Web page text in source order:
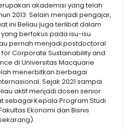
akademisi yang telah
2013. Selain menjadi pengajar,
ini Beliau juga terlibat dalam
berfokus pada isu-isu
pernah menjadi postdoctoral
Corporate Sustainability and
di Universitas Macquarie
menerbitkan berbagai
Sejak 2021 sampai
aktif menjadi dosen senior
sebagai Kepala Program Studi
Ekonomi dan Bisnis